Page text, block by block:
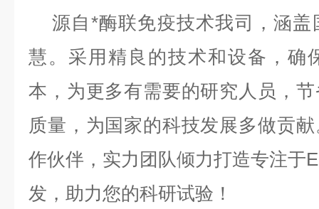
源自*酶联免疫技术我司，涵盖
慧。采用精良的技术和设备，确
本，为更多有需要的研究人员，
质量，为国家的科技发展多做贡
作伙伴，实力团队倾力打造专注于
发，助力您的科研试验！